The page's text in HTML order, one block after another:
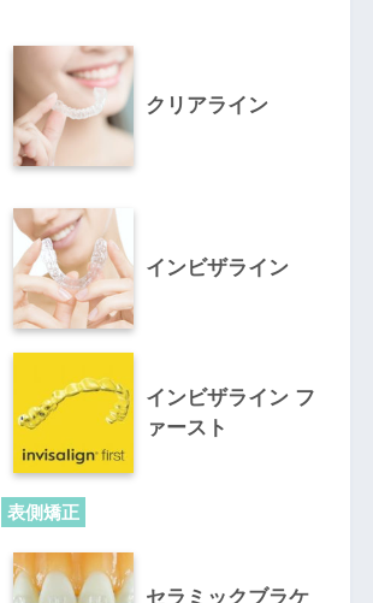
クリアライン
インビザライン
インビザライン フ
ァースト
表側矯正
セラミックブラケ